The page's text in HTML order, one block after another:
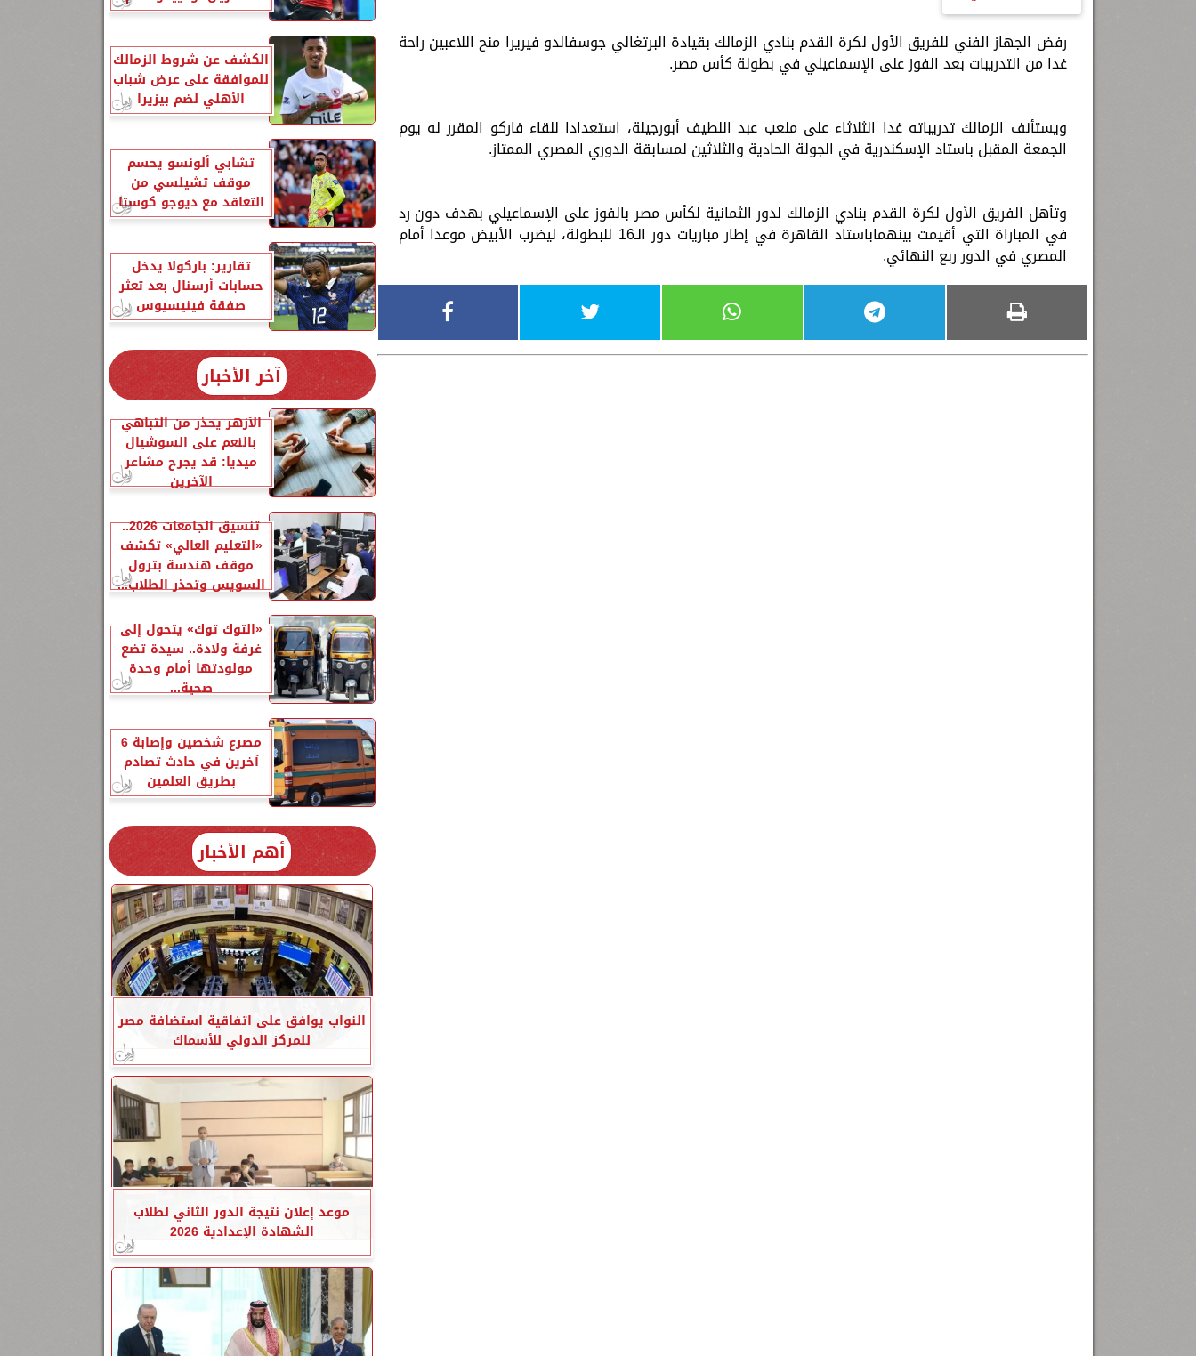
رفض الجهاز الفني للفريق الأول لكرة القدم بنادي الزمالك بقيادة البرتغالي جوسفالدو فيريرا منح اللاعبين راحة
غدا من التدريبات بعد الفوز على الإسماعيلي في بطولة كأس مصر.
ويستأنف الزمالك تدريباته غدا الثلاثاء على ملعب عبد اللطيف أبورجيلة، استعدادا للقاء فاركو المقرر له يوم
الجمعة المقبل باستاد الإسكندرية في الجولة الحادية والثلاثين لمسابقة الدوري المصري الممتاز.
وتأهل الفريق الأول لكرة القدم بنادي الزمالك لدور الثمانية لكأس مصر بالفوز على الإسماعيلي بهدف دون رد
في المباراة التي أقيمت بينهماباستاد القاهرة في إطار مباريات دور الـ16 للبطولة، ليضرب الأبيض موعدا أمام
المصري في الدور ربع النهائي.
الكشف عن شروط الزمالك
للموافقة على عرض شباب
الأهلي لضم بيزيرا
تشابي ألونسو يحسم
موقف تشيلسي من
التعاقد مع ديوجو كوستا
تقارير: باركولا يدخل
حسابات أرسنال بعد تعثر
صفقة فينيسيوس
آخر الأخبار
الأزهر يحذر من التباهي
بالنعم على السوشيال
ميديا: قد يجرح مشاعر
الآخرين
تنسيق الجامعات 2026..
«التعليم العالي» تكشف
موقف هندسة بترول
السويس وتحذر الطلاب...
«التوك توك» يتحول إلى
غرفة ولادة.. سيدة تضع
مولودتها أمام وحدة
صحية...
مصرع شخصين وإصابة 6
آخرين في حادث تصادم
بطريق العلمين
أهم الأخبار
النواب يوافق على اتفاقية استضافة مصر
للمركز الدولي للأسماك
موعد إعلان نتيجة الدور الثاني لطلاب
الشهادة الإعدادية 2026